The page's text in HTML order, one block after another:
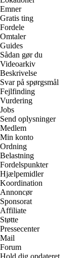
Emner
Gratis ting
Fordele
Omtaler
Guides
Sådan gør du
Videoarkiv
Beskrivelse
Svar på spørgsmål
Fejlfinding
Vurdering
Jobs
Send oplysninger
Medlem
Min konto
Ordning
Belastning
Fordelspunkter
Hjælpemidler
Koordination
Annoncør
Sponsorat
Affiliate
Støtte
Pressecenter
Mail
Forum
Hold dig opdateret